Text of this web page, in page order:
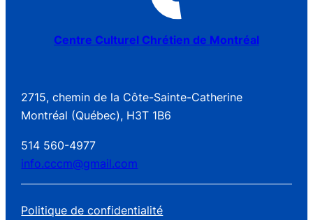
Centre Culturel Chrétien de Montréal
2715, chemin de la Côte-Sainte-Catherine
Montréal (Québec), H3T 1B6
514 560-4977
info.cccm@gmail.com
Politique de confidentialité